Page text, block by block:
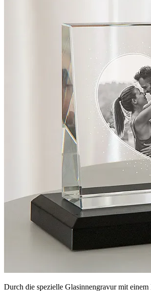
Durch die spezielle Glasinnengravur mit einem